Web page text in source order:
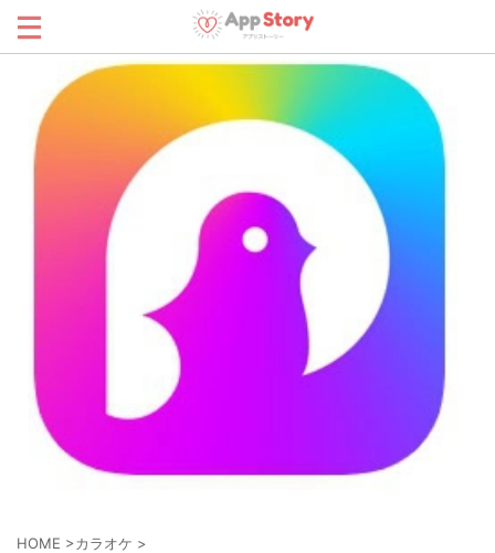
HOME >カラオケ >